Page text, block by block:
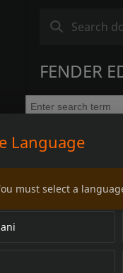
FENDER
Language
must select a